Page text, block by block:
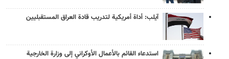
آيلب: أداة أمريكية لتدريب قادة العراق المستقبليين
استدعاء القائم بالأعمال الأوكراني إلى وزارة الخارجية